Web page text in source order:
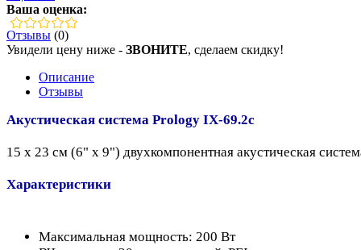
Ваша оценка:
Отзывы (0)
Увидели цену ниже - ЗВОНИТЕ, сделаем скидку!
Описание
Отзывы
Акустическая система Prology IX-69.2с
15 x 23 см (6" x 9") двухкомпонентная акустическая
Характеристики
Максимальная мощность: 200 Вт